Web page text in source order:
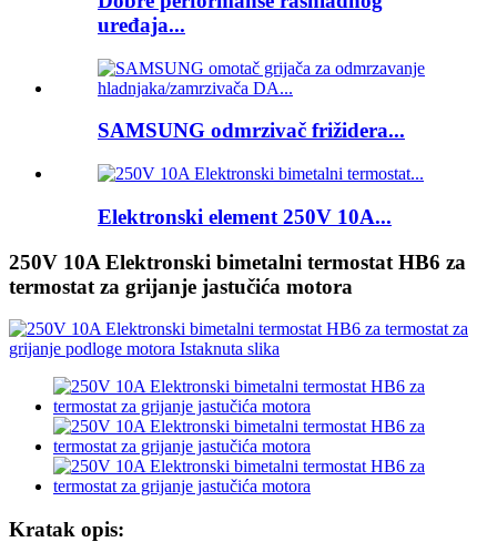
uređaja...
SAMSUNG odmrzivač frižidera...
Elektronski element 250V 10A...
250V 10A Elektronski bimetalni termostat HB6 za
termostat za grijanje jastučića motora
Kratak opis: